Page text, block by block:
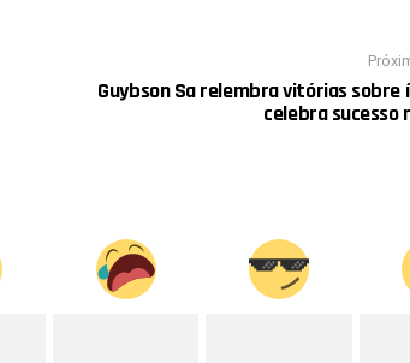
Guybson Sa relembra vitórias sobre
celebra sucesso